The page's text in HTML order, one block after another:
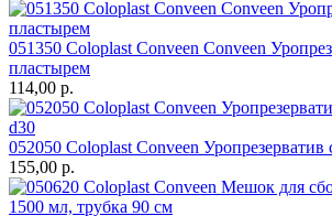
051350 Coloplast Conveen Conveen
пластырем
114,00 р.
052050 Coloplast Conveen
155,00 р.